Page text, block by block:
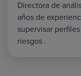
Directora de
años de
supervisar
riesgos .